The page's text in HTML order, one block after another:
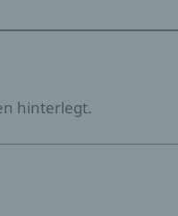
hinterlegt.